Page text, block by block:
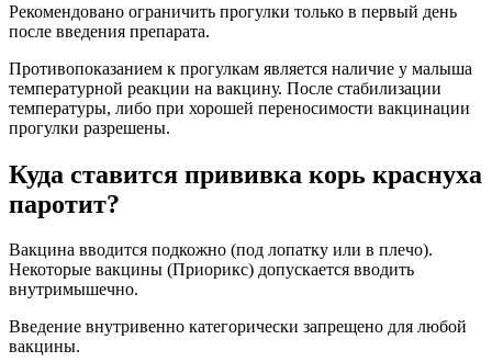
Рекомендовано ограничить прогулки только в первый день
после введения препарата.
Противопоказанием к прогулкам является наличие у малыша
температурной реакции на вакцину. После стабилизации
температуры, либо при хорошей переносимости вакцинации
прогулки разрешены.
Куда ставится прививка корь краснуха
паротит?
Вакцина вводится подкожно (под лопатку или в плечо).
Некоторые вакцины (Приорикс) допускается вводить
внутримышечно.
Введение внутривенно категорически запрещено для любой
вакцины.